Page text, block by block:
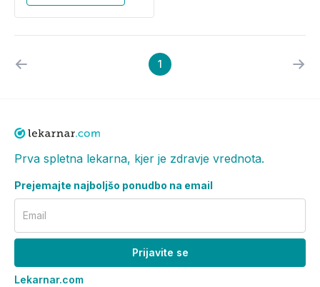
1
Prva spletna lekarna, kjer je zdravje vrednota.
Prejemajte najboljšo ponudbo na email
Email
Prijavite se
Lekarnar.com